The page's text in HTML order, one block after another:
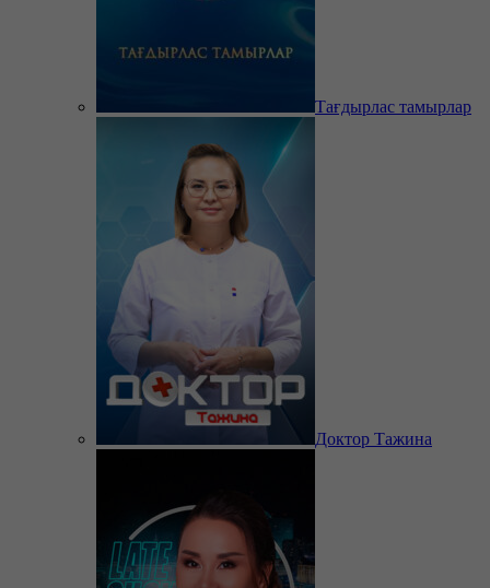
Тағдырлас тамырлар
Доктор Тажина